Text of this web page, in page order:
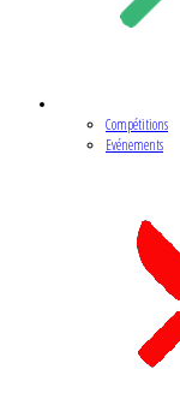
Compétitions
Evénements